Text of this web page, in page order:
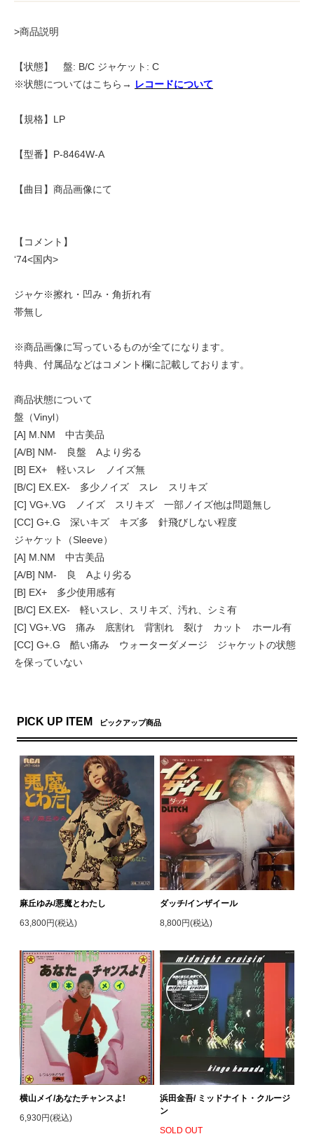
>商品説明
【状態】 盤: B/C ジャケット: C
※状態についてはこちら→ レコードについて
【規格】LP
【型番】P-8464W-A
【曲目】商品画像にて
【コメント】
‘74<国内>
ジャケ※擦れ・凹み・角折れ有
帯無し
※商品画像に写っているものが全てになります。
特典、付属品などはコメント欄に記載しております。
商品状態について
盤（Vinyl）
[A] M.NM 中古美品
[A/B] NM- 良盤 Aより劣る
[B] EX+ 軽いスレ ノイズ無
[B/C] EX.EX- 多少ノイズ スレ スリキズ
[C] VG+.VG ノイズ スリキズ 一部ノイズ他は問題無し
[CC] G+.G 深いキズ キズ多 針飛びしない程度
ジャケット（Sleeve）
[A] M.NM 中古美品
[A/B] NM- 良 Aより劣る
[B] EX+ 多少使用感有
[B/C] EX.EX- 軽いスレ、スリキズ、汚れ、シミ有
[C] VG+.VG 痛み 底割れ 背割れ 裂け カット ホール有
[CC] G+.G 酷い痛み ウォーターダメージ ジャケットの状態
を保っていない
PICK UP ITEM ピックアップ商品
麻丘ゆみ/悪魔とわたし
63,800円(税込)
ダッチ/インザイール
8,800円(税込)
横山メイ/あなたチャンスよ!
6,930円(税込)
浜田金吾/ ミッドナイト・クルージ
ン
SOLD OUT